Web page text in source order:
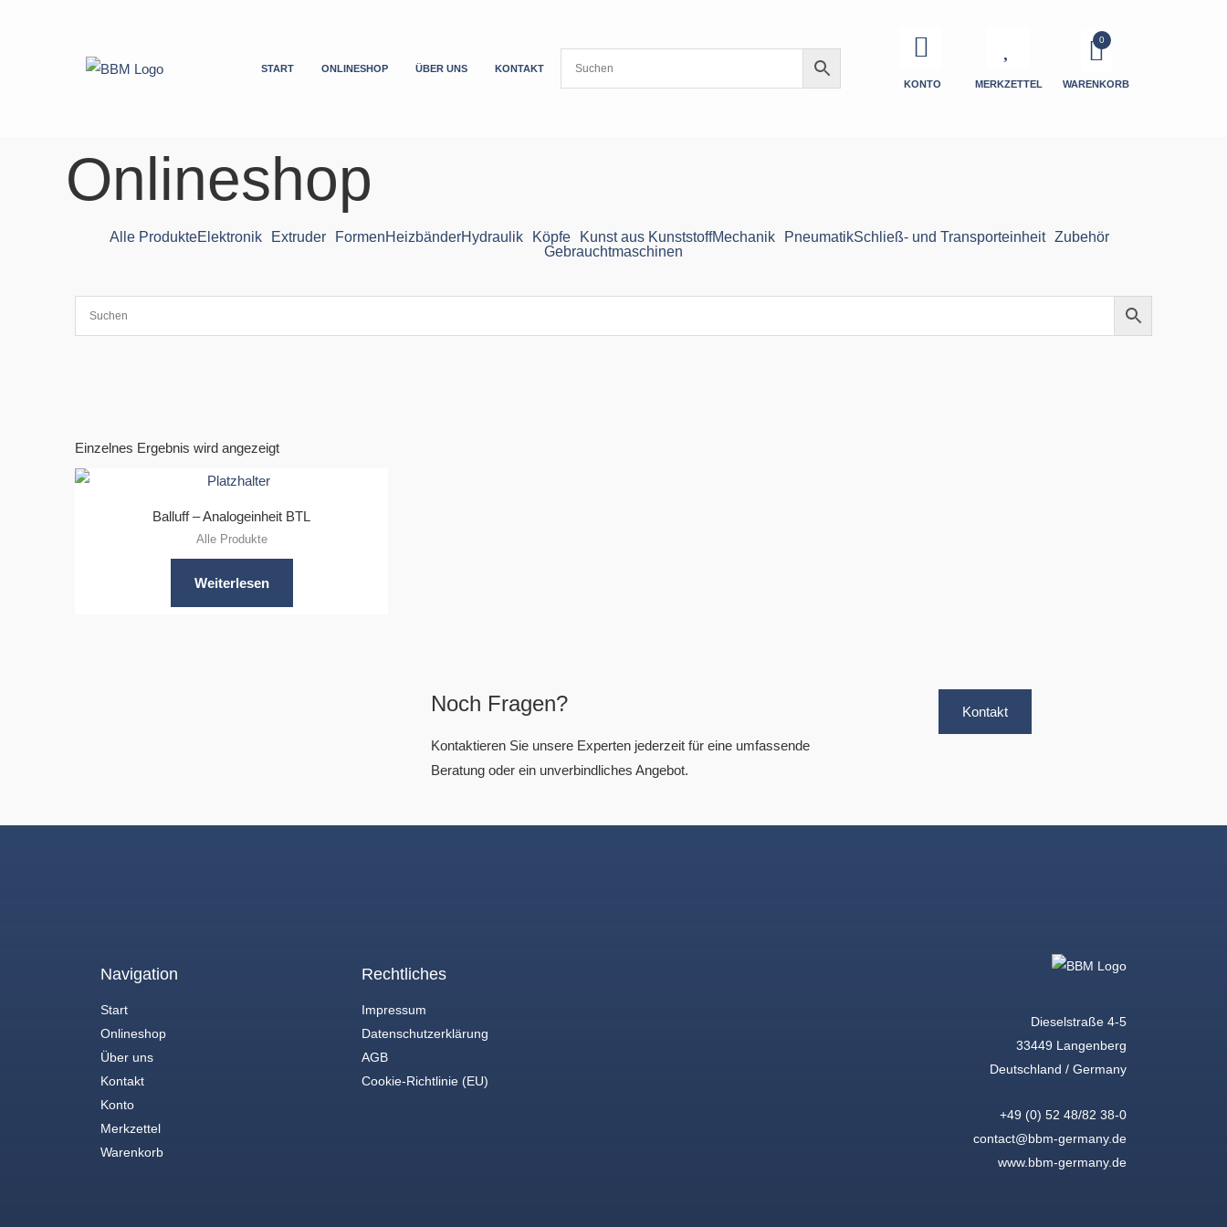
START ONLINESHOP ÜBER UNS
KONTAKT
KONTO
MERKZETTEL WARENKORB
Onlineshop
Alle ProdukteElektronik Extruder FormenHeizbänderHydraulik Köpfe Kunst aus KunststoffMechanik PneumatikSchließ- und Transporteinheit
Zubehör
Gebrauchtmaschinen
Einzelnes Ergebnis wird angezeigt
Balluff – Analogeinheit BTL
Alle Produkte
Weiterlesen
Noch Fragen?
Kontaktieren Sie unsere Experten jederzeit für eine umfassende
Beratung oder ein unverbindliches Angebot.
Kontakt
Navigation
Start
Onlineshop
Über uns
Kontakt
Konto
Merkzettel
Warenkorb
Rechtliches
Impressum
Datenschutzerklärung
AGB
Cookie-Richtlinie (EU)
Dieselstraße 4-5
33449 Langenberg
Deutschland / Germany
+49 (0) 52 48/82 38-0
contact@bbm-germany.de
www.bbm-germany.de